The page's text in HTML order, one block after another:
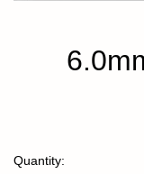
Quantity: